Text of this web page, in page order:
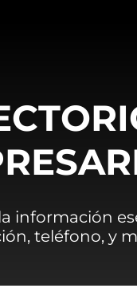
la información
teléfono, y